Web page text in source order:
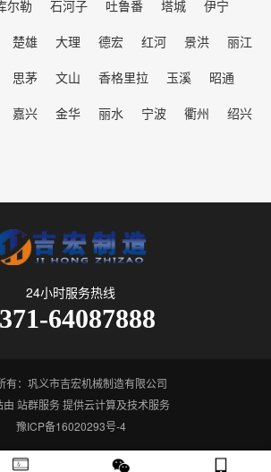
尔勒 石河子 吐鲁番 塔城
伊宁
楚雄 大理 德宏 红河 景洪
丽江
思茅 文山 香格里拉 玉溪
昭通
嘉兴 金华 丽水 宁波 衢州
绍兴
24小时服务热线
64087888
有：巩义市吉宏机械制造有限公司
由 站群服务提供云计算及技术服务
豫ICP备16020293号-4